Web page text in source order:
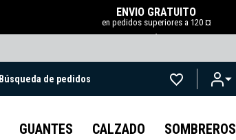
ENVÍO GRATUITO
en pedidos superiores a 120 ¤
.
Búsqueda de pedidos
GUANTES CALZADO SOMBREROS